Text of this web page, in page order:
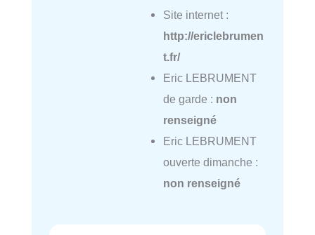
Site internet :
http://ericlebrumen
t.fr/
Eric LEBRUMENT
de garde : non
renseigné
Eric LEBRUMENT
ouverte dimanche :
non renseigné